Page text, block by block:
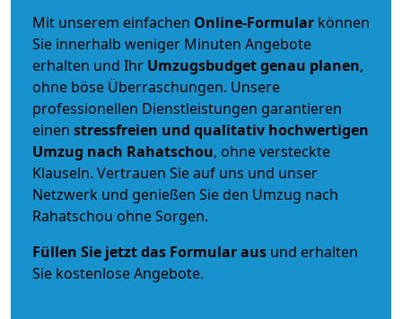
Mit unserem einfachen Online-Formular können
Sie innerhalb weniger Minuten Angebote
erhalten und Ihr Umzugsbudgetgenau planen,
ohne böse Überraschungen. Unsere
professionellen Dienstleistungen garantieren
einen stressfreien und qualitativ hochwertigen
Umzug nach Rahatschou, ohne versteckte
Klauseln. Vertrauen Sie auf uns und unser
Netzwerk und genießen Sie den Umzug nach
Rahatschou ohne Sorgen.
Füllen Sie jetzt das Formular aus und erhalten
Sie kostenlose Angebote.